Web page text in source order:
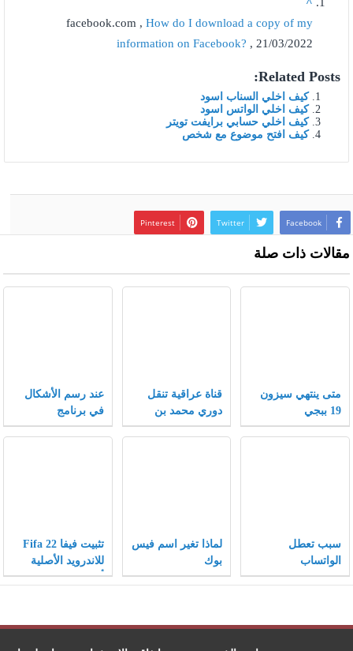
facebook.com , How do I download a copy of my
information on Facebook? , 21/03/2022
Related Posts:
كيف اخلي السناب اسود
كيف اخلي الواتس اسود
كيف اخلي حسابي برايفت تويتر
كيف افتح موضوع مع شخص
Facebook
Twitter
Pinterest
مقالات ذات صلة
متى ينتهي سيزون
19 ببجي
قناة عراقية تنقل
دوري محمد بن
سلمان 2021
عند رسم الأشكال
في برنامج
الإنكسكيب يمكن
سبب تعطل
الواتساب
والانستقرام والفيس
لماذا تغير اسم فيس
بوك
تثبيت فيفا Fifa 22
للاندرويد الأصلية
أخر إصدار